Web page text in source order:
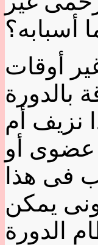
أسبابه؟
أوقات
بالدورة
نزيف أم
عضوى أو
فى هذا
يمكن